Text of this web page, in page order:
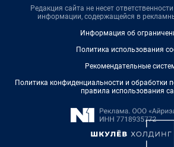
Редакция сайта не несет
информации, содержащейся в
Информация об
Политика использования
Рекомендательные
Политика конфиденциальности и обработки
правила использования